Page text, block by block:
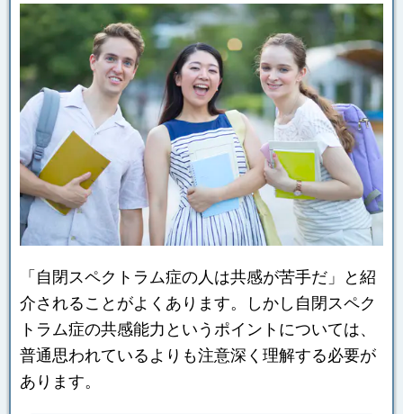
「自閉スペクトラム症の人は共感が苦手だ」と紹
介されることがよくあります。しかし自閉スペク
トラム症の共感能力というポイントについては、
普通思われているよりも注意深く理解する必要が
あります。